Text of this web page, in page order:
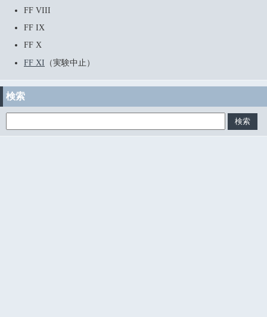
FF VIII
FF IX
FF X
FF XI （実験中止）
検索